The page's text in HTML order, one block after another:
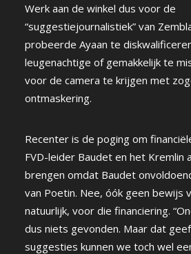
Werk aan de winkel dus voor de
“suggestiejournalistiek” van
probeerde Ayaan te
leugenachtige of gemakkelijk te
voor de camera te krijgen met
ontmaskering.
Recenter is de poging om
FVD-leider Baudet en het Kremlin
brengen omdat Baudet
van Poetin. Nee, óók geen bewijs
natuurlijk, voor die financiering.
dus niets gevonden. Maar dat
suggesties kunnen we toch wel